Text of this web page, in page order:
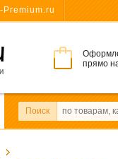
Premium.ru
прямо
Поиск